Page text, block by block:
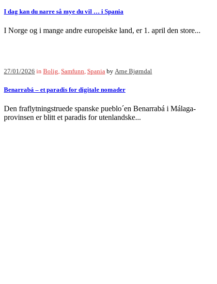
I dag kan du narre så mye du vil … i Spania
I Norge og i mange andre europeiske land, er 1. april den store...
27/01/2026 in Bolig, Samfunn, Spania by Arne Bjørndal
Benarrabá – et paradis for digitale nomader
Den fraflytningstruede spanske pueblo´en Benarrabá i Málaga-
provinsen er blitt et paradis for utenlandske...